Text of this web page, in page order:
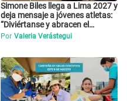
Simone Biles llega a Lima 2027 y
deja mensaje a jóvenes atletas:
“Diviértanse y abracen el
camino”
Por Valeria Verástegui